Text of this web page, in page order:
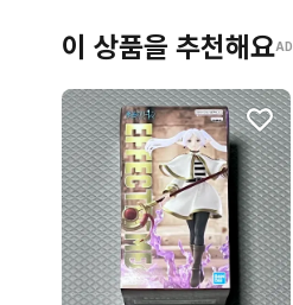
이 상품을 추천해요AD